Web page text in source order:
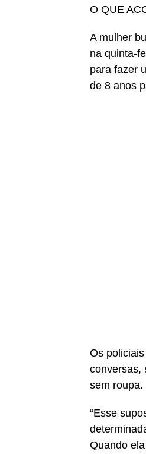
O QUE
A mulher
na quinta-
para fazer
de 8 anos
Os
conversas,
sem roupa.
“Esse
Quando